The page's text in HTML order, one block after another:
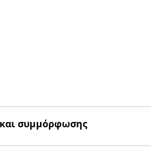
συμμόρφωσης